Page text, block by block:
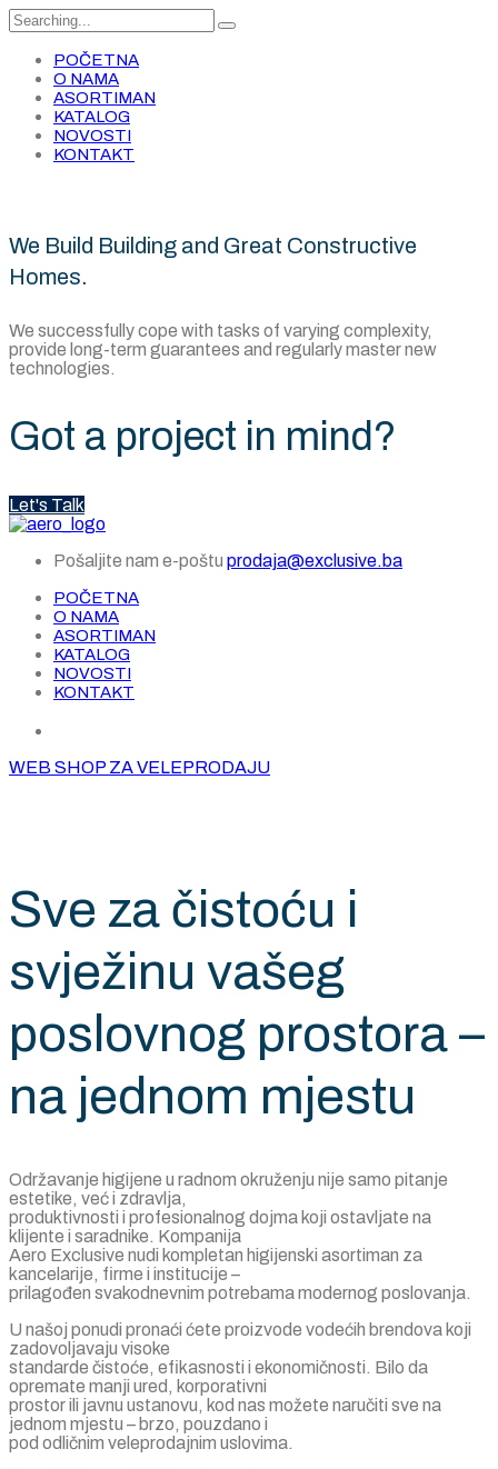
Search
for:
POČETNA
O NAMA
ASORTIMAN
KATALOG
NOVOSTI
KONTAKT
We Build Building and Great Constructive
Homes.
We successfully cope with tasks of varying complexity,
provide long-term guarantees and regularly master new
technologies.
Got a project in mind?
Let's Talk
Pošaljite nam e-poštu prodaja@exclusive.ba
POČETNA
O NAMA
ASORTIMAN
KATALOG
NOVOSTI
KONTAKT
WEB SHOP ZA VELEPRODAJU
Sve za čistoću i
svježinu vašeg
poslovnog prostora –
na jednom mjestu
Održavanje higijene u radnom okruženju nije samo pitanje
estetike, već i zdravlja,
produktivnosti i profesionalnog dojma koji ostavljate na
klijente i saradnike. Kompanija
Aero Exclusive nudi kompletan higijenski asortiman za
kancelarije, firme i institucije –
prilagođen svakodnevnim potrebama modernog poslovanja.
U našoj ponudi pronaći ćete proizvode vodećih brendova koji
zadovoljavaju visoke
standarde čistoće, efikasnosti i ekonomičnosti. Bilo da
opremate manji ured, korporativni
prostor ili javnu ustanovu, kod nas možete naručiti sve na
jednom mjestu – brzo, pouzdano i
pod odličnim veleprodajnim uslovima.